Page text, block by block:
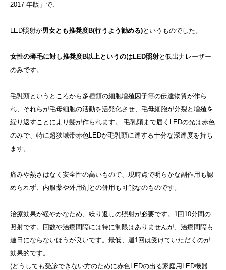
2017 年版」で、
LED照射が男女とも推奨度B(行うよう勧める)というものでした。
女性の薄毛に対し推奨度B以上というのはLED照射と低出力レーザー
のみです。
毛乳頭というところから多種類の細胞増殖因子等の伝達物質が作ら
れ、それらが毛母細胞の活動を活発化させ、毛母細胞が分裂と増殖を
繰り返すことにより髪が作られます。 毛乳頭まで届くLEDの光は赤色
のみで、特に超狭域帯赤色LEDが毛乳頭に達する十分な深達度を持ち
ます。
痛みや熱さはなく安全性の高いもので、現時点で明らかな副作用も認
められず、内服薬や外用剤との併用も可能なのものです。
治療効果が緩やかなため、繰り返しの照射が必要です。1回10分間の
照射です。回数や治療間隔には特に制限はありませんが、治療間隔も
連日にならないほうが良いです。最低、週1回は受けていただくのが
効果的です。
(どうしても受診できない方のために赤色LEDの出る家庭用LED機器